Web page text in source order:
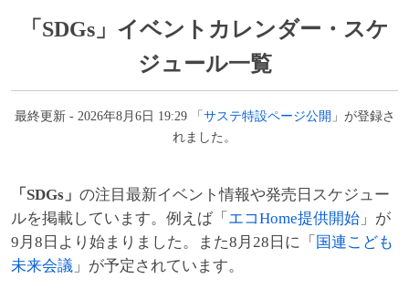
ダ
ー
「SDGs」イベントカレンダー・スケ
ジュール一覧
最終更新 - 2026年8月6日 19:29 「サステ特設ページ公開 」が登録さ
れました。
「SDGs」 の注目最新イベント情報や発売日スケジュー
ルを掲載しています。例えば「 エコHome提供開始 」が
9月8日より始まりました。また8月28日に「 国連こども
未来会議 」が予定されています。